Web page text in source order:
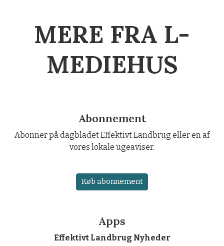
MERE FRA L-
MEDIEHUS
Abonnement
Abonner på dagbladet Effektivt Landbrug eller en af
vores lokale ugeaviser.
Køb abonnement
Apps
Effektivt Landbrug Nyheder